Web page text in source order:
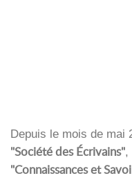
Depuis le mois de mai
"Société des Écrivains",
"Connaissances et